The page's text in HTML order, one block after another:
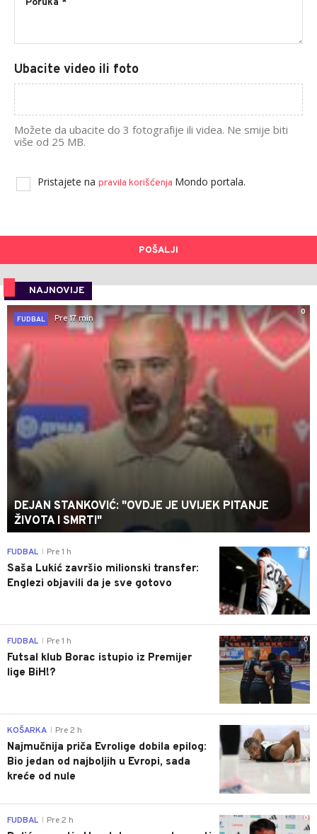
Ubacite video ili foto
Možete da ubacite do 3 fotografije ili videa. Ne smije biti
više od 25 MB.
Pristajete na pravila korišćenja Mondo portala.
POŠALJI
NAJNOVIJE
0
FUDBAL
Pre 17 min
DEJAN STANKOVIĆ: "OVDJE JE UVIJEK PITANJE
ŽIVOTA I SMRTI"
0
FUDBAL Pre 1 h
Saša Lukić završio milionski transfer:
Englezi objavili da je sve gotovo
0
FUDBAL Pre 1 h
Futsal klub Borac istupio iz Premijer
lige BiH!?
0
KOŠARKA Pre 2 h
Najmučnija priča Evrolige dobila epilog:
Bio jedan od najboljih u Evropi, sada
kreće od nule
0
FUDBAL Pre 2 h